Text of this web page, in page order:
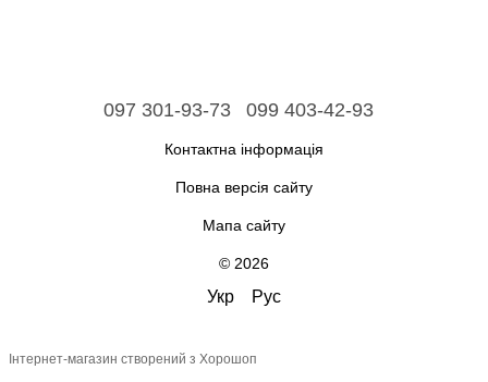
097 301-93-73 099 403-42-93
Контактна інформація
Повна версія сайту
Мапа сайту
© 2026
Укр Рус
Інтернет-магазин створений з Хорошоп